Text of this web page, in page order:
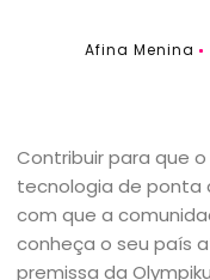
Afina Menina
Contribuir para que
tecnologia de ponta
com que a
conheça o seu país
premissa da